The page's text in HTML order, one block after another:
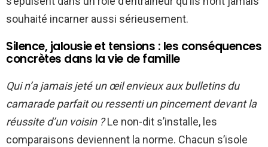
souhaité incarner aussi sérieusement.
Silence, jalousie et tensions : les conséquences
concrètes dans la vie de famille
Qui n’a jamais jeté un œil envieux aux bulletins du
camarade parfait ou ressenti un pincement devant la
réussite d’un voisin ?Le non-dit s’installe, les
comparaisons deviennent la norme. Chacun s’isole